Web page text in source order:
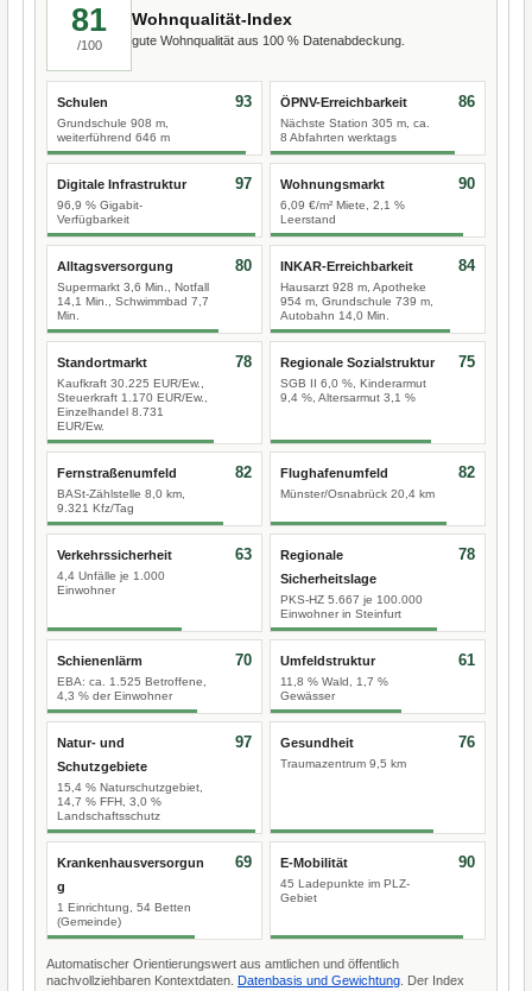
81
/100
Wohnqualität-Index
gute Wohnqualität aus 100 % Datenabdeckung.
Schulen
Grundschule 908 m,
weiterführend 646 m
93 ÖPNV-Erreichbarkeit
Nächste Station 305 m, ca.
8 Abfahrten werktags
86
Digitale Infrastruktur
96,9 % Gigabit-
Verfügbarkeit
97 Wohnungsmarkt
6,09 €/m² Miete, 2,1 %
Leerstand
90
Alltagsversorgung
Supermarkt 3,6 Min., Notfall
14,1 Min., Schwimmbad 7,7
Min.
80 INKAR-Erreichbarkeit
Hausarzt 928 m, Apotheke
954 m, Grundschule 739 m,
Autobahn 14,0 Min.
84
Standortmarkt
Kaufkraft 30.225 EUR/Ew.,
Steuerkraft 1.170 EUR/Ew.,
Einzelhandel 8.731
EUR/Ew.
78 Regionale Sozialstruktur
SGB II 6,0 %, Kinderarmut
9,4 %, Altersarmut 3,1 %
75
Fernstraßenumfeld
BASt-Zählstelle 8,0 km,
9.321 Kfz/Tag
82 Flughafenumfeld
Münster/Osnabrück 20,4 km
82
Verkehrssicherheit
4,4 Unfälle je 1.000
Einwohner
63
Regionale
Sicherheitslage
PKS-HZ 5.667 je 100.000
Einwohner in Steinfurt
78
Schienenlärm
EBA: ca. 1.525 Betroffene,
4,3 % der Einwohner
70 Umfeldstruktur
11,8 % Wald, 1,7 %
Gewässer
61
Natur- und
Schutzgebiete
15,4 % Naturschutzgebiet,
14,7 % FFH, 3,0 %
Landschaftsschutz
97 Gesundheit
Traumazentrum 9,5 km
76
Krankenhausversorgun
g
1 Einrichtung, 54 Betten
(Gemeinde)
69 E-Mobilität
45 Ladepunkte im PLZ-
Gebiet
90
Automatischer Orientierungswert aus amtlichen und öffentlich
nachvollziehbaren Kontextdaten. Datenbasis und Gewichtung . Der Index